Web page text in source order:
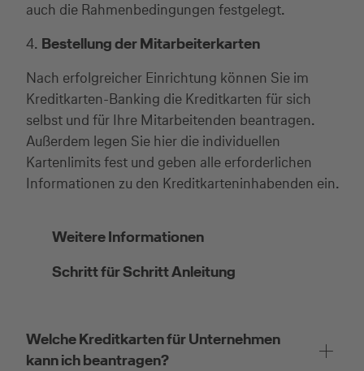
auch die Rahmenbedingungen festgelegt.
4. Bestellung der Mitarbeiterkarten
Nach erfolgreicher Einrichtung können Sie im
Kreditkarten-Banking die Kreditkarten für sich
selbst und für Ihre Mitarbeitenden beantragen.
Außerdem legen Sie hier die individuellen
Kartenlimits fest und geben alle erforderlichen
Informationen zu den Kreditkarteninhabenden ein.
Weitere Informationen
Schritt für Schritt Anleitung
Welche Kreditkarten für Unternehmen
kann ich beantragen?